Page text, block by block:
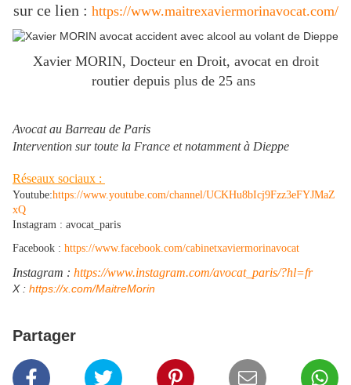
sur ce lien : https://www.maitrexaviermorinavocat.com/
Xavier MORIN, Docteur en Droit, avocat en droit
routier depuis plus de 25 ans
Avocat au Barreau de Paris
Intervention sur toute la France et notamment à Dieppe
Réseaux sociaux :
Youtube:https://www.youtube.com/channel/UCKHu8bIcj9Fzz3eFYJMaZ
xQ
Instagram : avocat_paris
Facebook : https://www.facebook.com/cabinetxaviermorinavocat
Instagram : https://www.instagram.com/avocat_paris/?hl=fr
​X : https://x.com/MaitreMorin
Partager